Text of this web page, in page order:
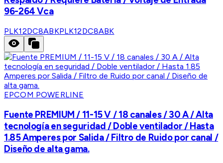
96-264 Vca
PLK12DC8ABKPLK12DC8ABK
EPCOM POWERLINE
Fuente PREMIUM / 11-15 V / 18 canales / 30 A / Alta
tecnología en seguridad / Doble ventilador / Hasta
1.85 Amperes por Salida / Filtro de Ruido por canal /
Diseño de alta gama.